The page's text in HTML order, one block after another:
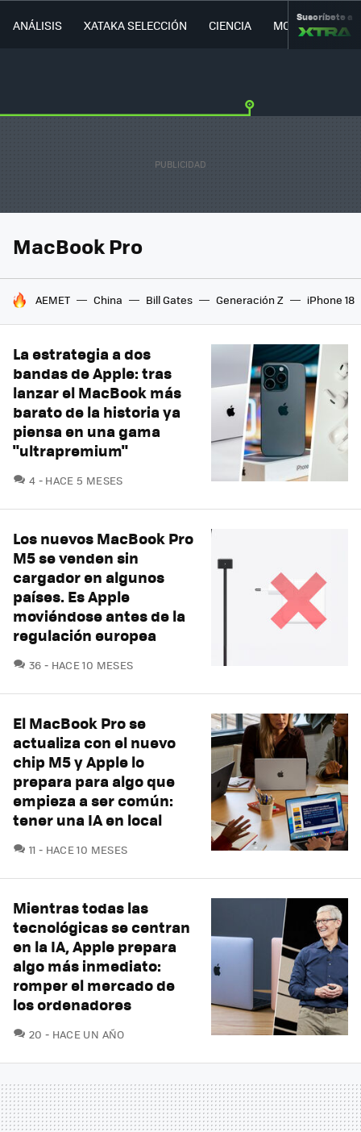
ANÁLISIS XATAKA SELECCIÓN CIENCIA MOVILIDAD
Suscríbete a
MacBook Pro
HOY SE HABLA DE
AEMET China Bill Gates Generación Z iPhone 18
La estrategia a dos
bandas de Apple: tras
lanzar el MacBook más
barato de la historia ya
piensa en una gama
"ultrapremium"
4 COMENTARIOS
HACE 5 MESES
Los nuevos MacBook Pro
M5 se venden sin
cargador en algunos
países. Es Apple
moviéndose antes de la
regulación europea
36 COMENTARIOS
HACE 10 MESES
El MacBook Pro se
actualiza con el nuevo
chip M5 y Apple lo
prepara para algo que
empieza a ser común:
tener una IA en local
11 COMENTARIOS
HACE 10 MESES
Mientras todas las
tecnológicas se centran
en la IA, Apple prepara
algo más inmediato:
romper el mercado de
los ordenadores
20 COMENTARIOS
HACE UN AÑO